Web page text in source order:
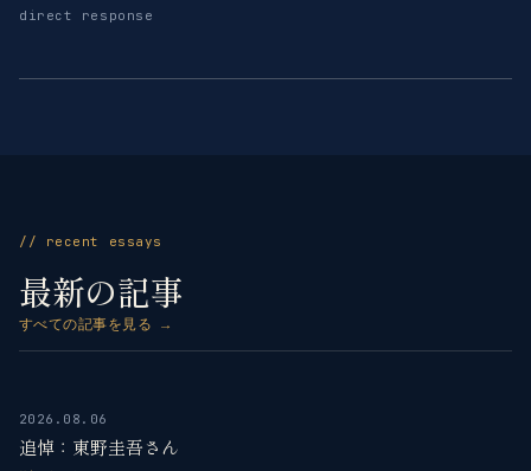
direct response
// recent essays
最新の記事
すべての記事を見る →
2026.08.06
追悼：東野圭吾さん